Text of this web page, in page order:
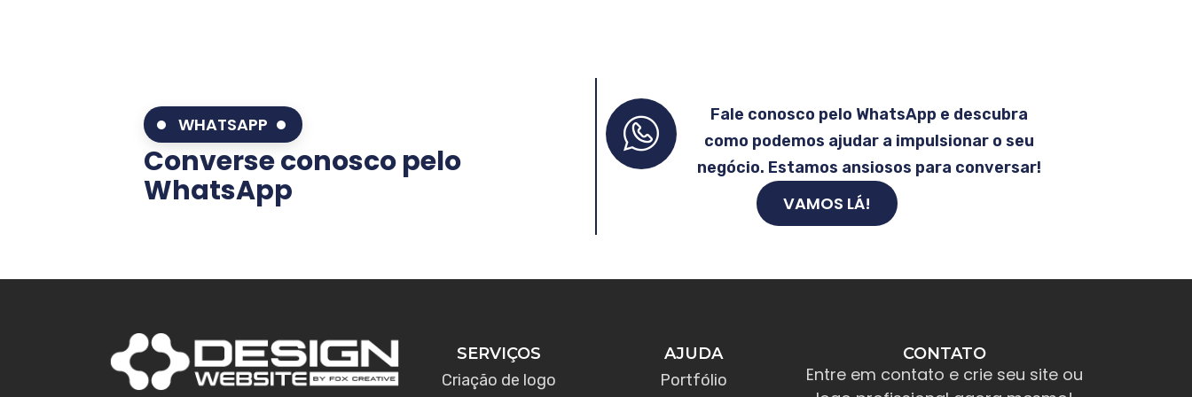
WHATSAPP
Converse conosco pelo
WhatsApp
Fale conosco pelo WhatsApp e descubra
como podemos ajudar a impulsionar o seu
negócio. Estamos ansiosos para conversar!
VAMOS LÁ!
SERVIÇOS
Criação de logo
AJUDA
Portfólio
CONTATO
Entre em contato e crie seu site ou